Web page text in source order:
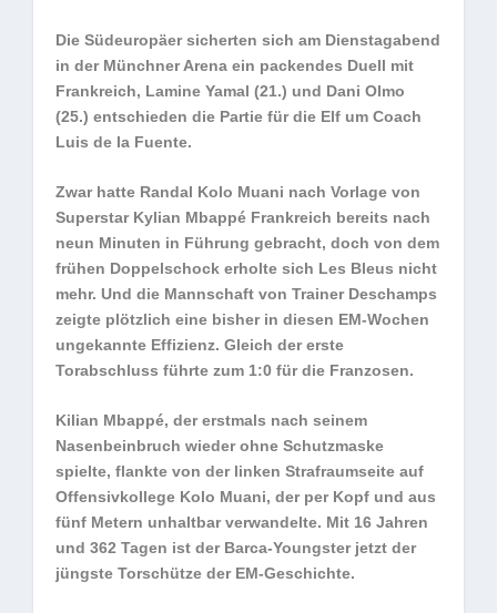
Die Südeuropäer sicherten sich am Dienstagabend
in der Münchner Arena ein packendes Duell mit
Frankreich, Lamine Yamal (21.) und Dani Olmo
(25.) entschieden die Partie für die Elf um Coach
Luis de la Fuente.
Zwar hatte Randal Kolo Muani nach Vorlage von
Superstar Kylian Mbappé Frankreich bereits nach
neun Minuten in Führung gebracht, doch von dem
frühen Doppelschock erholte sich Les Bleus nicht
mehr. Und die Mannschaft von Trainer Deschamps
zeigte plötzlich eine bisher in diesen EM-Wochen
ungekannte Effizienz. Gleich der erste
Torabschluss führte zum 1:0 für die Franzosen.
Kilian Mbappé, der erstmals nach seinem
Nasenbeinbruch wieder ohne Schutzmaske
spielte, flankte von der linken Strafraumseite auf
Offensivkollege Kolo Muani, der per Kopf und aus
fünf Metern unhaltbar verwandelte. Mit 16 Jahren
und 362 Tagen ist der Barca-Youngster jetzt der
jüngste Torschütze der EM-Geschichte.